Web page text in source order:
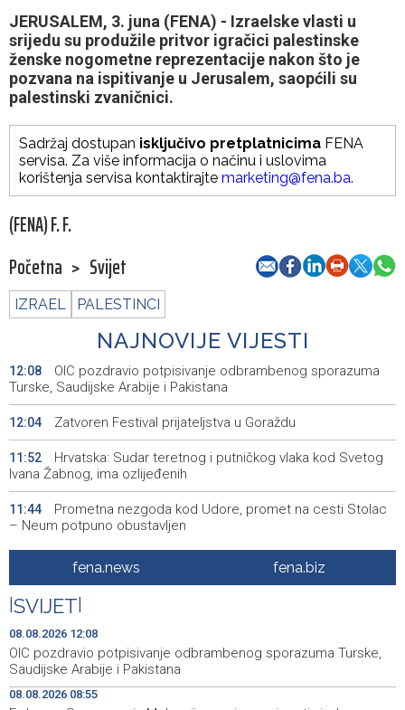
JERUSALEM, 3. juna (FENA) - Izraelske vlasti u
srijedu su produžile pritvor igračici palestinske
ženske nogometne reprezentacije nakon što je
pozvana na ispitivanje u Jerusalem, saopćili su
palestinski zvaničnici.
Sadržaj dostupan isključivo pretplatnicima FENA
servisa. Za više informacija o načinu i uslovima
korištenja servisa kontaktirajte marketing@fena.ba.
(FENA) F. F.
Početna > Svijet
IZRAEL PALESTINCI
NAJNOVIJE VIJESTI
12:08
OIC pozdravio potpisivanje odbrambenog sporazuma
Turske, Saudijske Arabije i Pakistana
12:04 Zatvoren Festival prijateljstva u Goraždu
11:52
Hrvatska: Sudar teretnog i putničkog vlaka kod Svetog
Ivana Žabnog, ima ozlijeđenih
11:44
Prometna nezgoda kod Udore, promet na cesti Stolac
– Neum potpuno obustavljen
'ELVIS, moj komšija' najbolji muzički dokumentarni film na
City film festu u Niškoj Banji
11:16
Zračna luka Split rekordna u Hrvatskoj sa 770 tisuća
putnika u srpnju
11:09
Svečani doček Zelenskog u Beogradu, u fokusu
razgovora odnosi Srbije i Ukrajine
fena.news fena.biz
SVIJET
08.08.2026 12:08
OIC pozdravio potpisivanje odbrambenog sporazuma Turske,
Saudijske Arabije i Pakistana
08.08.2026 08:55